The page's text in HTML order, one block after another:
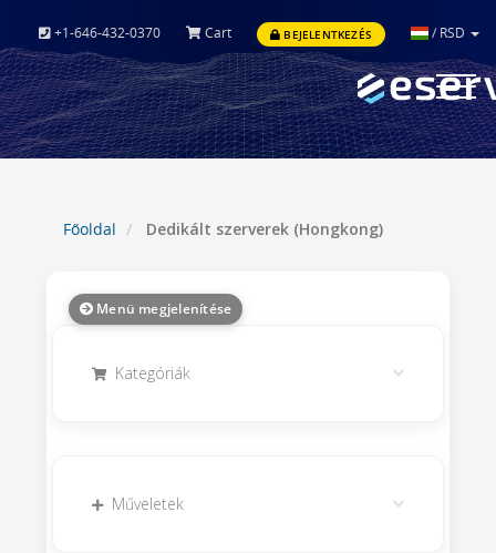
+1-646-432-0370 Cart BEJELENTKEZÉS / RSD
Toggle
Főoldal Dedikált szerverek (Hongkong)
Menü megjelenítése
Kategóriák
Műveletek